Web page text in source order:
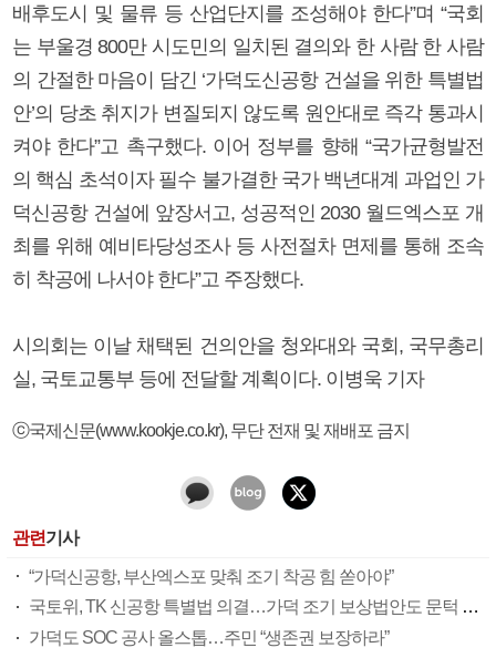
배후도시 및 물류 등 산업단지를 조성해야 한다”며 “국회
는 부울경 800만 시도민의 일치된 결의와 한 사람 한 사람
의 간절한 마음이 담긴 ‘가덕도신공항 건설을 위한 특별법
안’의 당초 취지가 변질되지 않도록 원안대로 즉각 통과시
켜야 한다”고 촉구했다. 이어 정부를 향해 “국가균형발전
의 핵심 초석이자 필수 불가결한 국가 백년대계 과업인 가
덕신공항 건설에 앞장서고, 성공적인 2030 월드엑스포 개
최를 위해 예비타당성조사 등 사전절차 면제를 통해 조속
히 착공에 나서야 한다”고 주장했다.
시의회는 이날 채택된 건의안을 청와대와 국회, 국무총리
실, 국토교통부 등에 전달할 계획이다. 이병욱 기자
ⓒ국제신문(www.kookje.co.kr), 무단 전재 및 재배포 금지
관련기사
“가덕신공항, 부산엑스포 맞춰 조기 착공 힘 쏟아야”
국토위, TK 신공항 특별법 의결…가덕 조기 보상법안도 문턱 넘어
가덕도 SOC 공사 올스톱…주민 “생존권 보장하라”